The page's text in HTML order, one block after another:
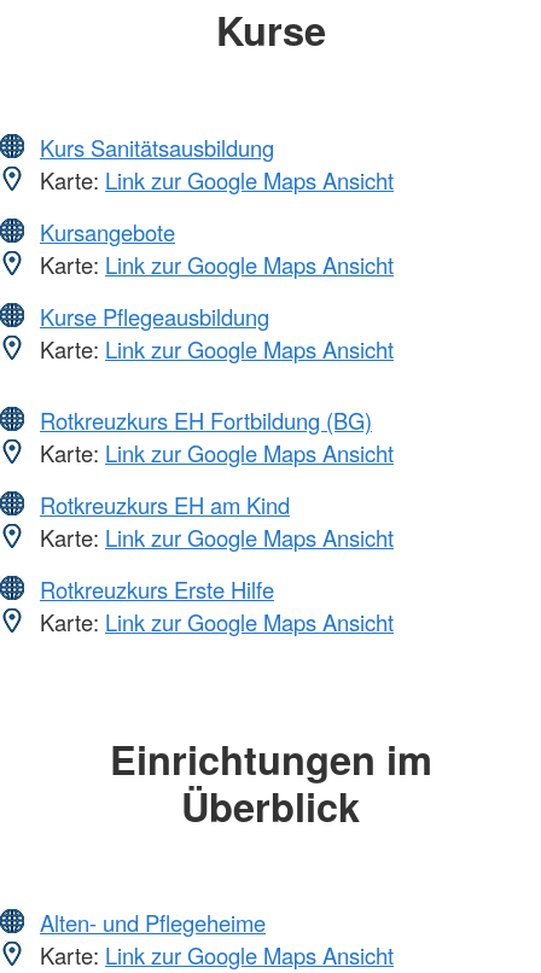
Kurse
Kurs Sanitätsausbildung
Karte: Link zur Google Maps Ansicht
Kursangebote
Karte: Link zur Google Maps Ansicht
Kurse Pflegeausbildung
Karte: Link zur Google Maps Ansicht
Rotkreuzkurs EH Fortbildung (BG)
Karte: Link zur Google Maps Ansicht
Rotkreuzkurs EH am Kind
Karte: Link zur Google Maps Ansicht
Rotkreuzkurs Erste Hilfe
Karte: Link zur Google Maps Ansicht
Einrichtungen im
Überblick
Alten- und Pflegeheime
Karte: Link zur Google Maps Ansicht